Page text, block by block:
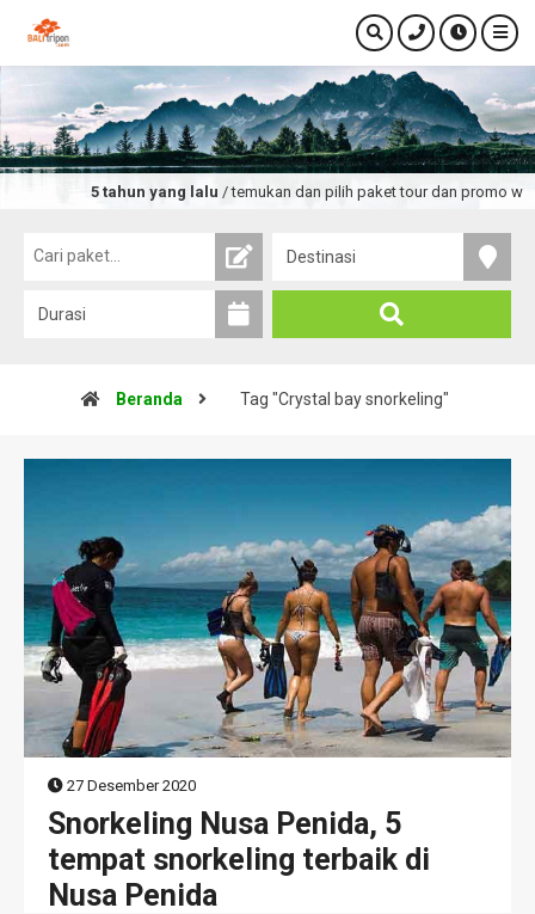
5 tahun yang lalu/ temukan dan pilih paket tour dan promo
Beranda Tag "Crystal bay snorkeling"
27 Desember 2020
Snorkeling Nusa Penida, 5
tempat snorkeling terbaik di
Nusa Penida